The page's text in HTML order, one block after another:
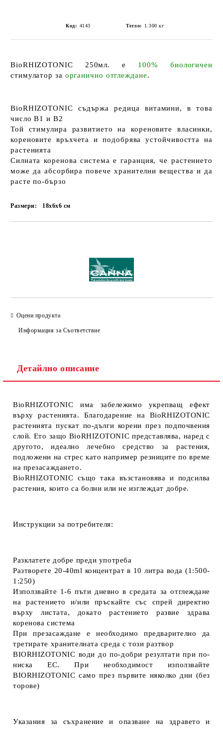
Код: 4143 Тегло: 1.300 кг
BioRHIZOTONIC 250мл. е 100% биологичен
стимулатор за органично отглеждане.
BioRHIZOTONIC съдържа редица витамини, в това
число B1 и B2
Той стимулира развитието на кореновите власинки,
кореновите връхчета и подобрява устойчивостта на
растенията
Силната коренова система е гаранция, че растението
може да абсорбира повече хранителни вещества и да
расте по-бързо
Размери: 18х6х6 см
Оцени продукта
Информация за Съответствие
Детайлно описание
BioRHIZOTONIC има забележимо укрепващ ефект
върху растенията. Благодарение на BioRHIZOTONIC
растенията пускат по-дълги корени през подпочвения
слой. Ето защо BioRHIZOTONIC представлява, наред с
другото, идеално лечебно средство за растения,
подложени на стрес като например резниците по време
на презасаждането.
BioRHIZOTONIC също така възстановява и подсилва
растения, които са болни или не изглеждат добре.
Инструкции за потребителя:
Разклатете добре преди употреба
Разтворете 20-40ml концентрат в 10 литра вода(1:500-
1:250)
Използвайте 1-6 пъти дневно в средата за отглеждане
на растението и/или пръскайте със спрей директно
върху листата, докато растението развие здрава
коренова система
При презасаждане е необходимо предварително да
третирате хранителната среда с този разтвор
BIORHIZOTONIC води до по-добри резултати при по-
ниска EC. При необходимост използвайте
BIORHIZOTONIC само през първите няколко дни (без
торове)
Указания за съхранение и опазване на здравето и